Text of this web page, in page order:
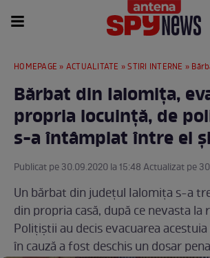
HOMEPAGE » ACTUALITATE »STIRI INTERNE » Bărbat din
Bărbat din Ialomița,
propria locuință, de
s-a întâmplat între el
Publicat pe 30.09.2020 la 15:48 Actualizat pe
Un bărbat din județul Ialomița s-a
din propria casă, după ce nevasta la
Polițiștii au decis evacuarea
în cauză a fost deschis un dosar